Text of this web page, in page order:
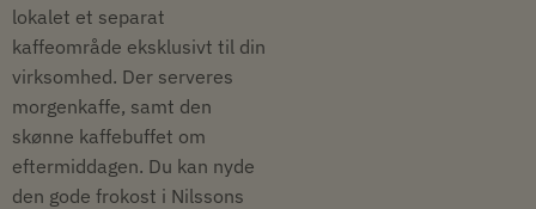
lokalet et separat
kaffeområde eksklusivt til din
virksomhed. Der serveres
morgenkaffe, samt den
skønne kaffebuffet om
eftermiddagen. Du kan nyde
den gode frokost i Nilssons